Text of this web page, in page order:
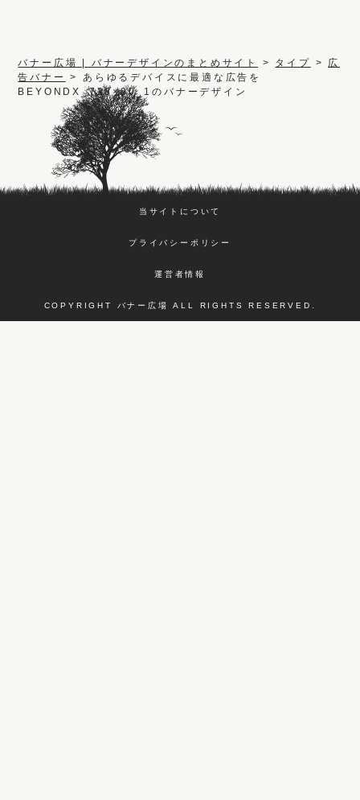
バナー広場 | バナーデザインのまとめサイト > タイプ > 広
告バナー
>あらゆるデバイスに最適な広告を
BEYONDX_728×90_1のバナーデザイン
当サイトについて
プライバシーポリシー
運営者情報
COPYRIGHT バナー広場 ALL RIGHTS RESERVED.